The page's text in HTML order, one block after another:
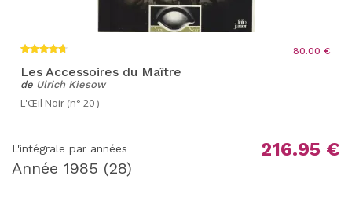
80.00 €
Les Accessoires du Maître
de Ulrich Kiesow
L'Œil Noir (n° 20 )
L'intégrale par années
Année 1985 (28)
216.95 €